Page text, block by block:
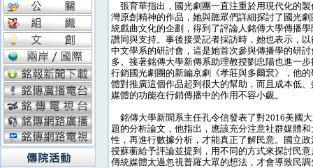
張育華指出，國光劇團一直注重於用現代化的
灣原創精神的作品，她與聽眾們詳細探討了國光
統戲曲文化的企劃，得到了評論人銘傳大學傳播
讚同與支持。事後接受記者採訪時，她也表示，
中文學系的研討會，這是她首次參與傳播學的研
多。接著銘傳大學新傳系助理教授劉忠陽也進一
行銷國光劇團的新編京劇《孝莊與多爾袞》，他
體對推廣這個作品起到很大的幫助，而且成本低
媒體的功能在行銷傳播中的作用不容小覷。
銘傳大學新聞系主任孔令信發表了對2016美國
題的分析論文，他指出，應該充分注意社群媒體
性，再進行數據分析，才能真正了解民意。國立
授蘇蘅給予評論並提到，用不同的方式來探討民
傳統媒體太過忽視普羅大眾的想法，才會導致民